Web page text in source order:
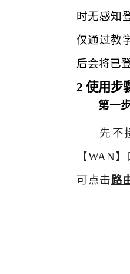
时无感知
仅通过教
后会将已
2 使用步
第一
先不
【WAN
可点击路